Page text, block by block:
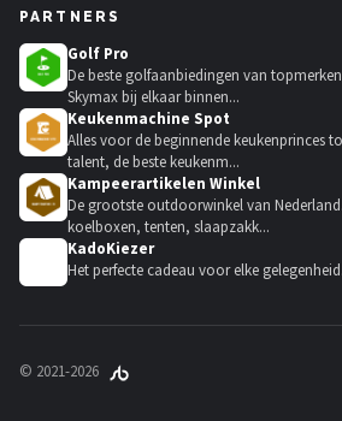
PARTNERS
Golf Pro
De beste golfaanbiedingen van
Skymax bij elkaar binnen...
Keukenmachine Spot
Alles voor de beginnende keukenprinces
talent, de beste keukenm...
Kampeerartikelen Winkel
De grootste outdoorwinkel van
koelboxen, tenten, slaapzakk...
KadoKiezer
Het perfecte cadeau voor elke gelegenheid.
© 2021-2026